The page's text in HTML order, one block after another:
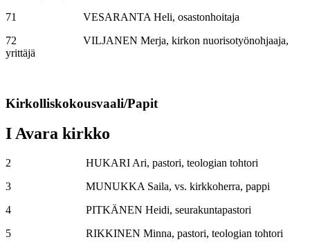
71 VESARANTA Heli, osastonhoitaja
72 VILJANEN Merja, kirkon nuorisotyönohjaaja,
yrittäjä
Kirkolliskokousvaali/Papit
I Avara kirkko
2 HUKARI Ari, pastori, teologian tohtori
3 MUNUKKA Saila, vs. kirkkoherra, pappi
4 PITKÄNEN Heidi, seurakuntapastori
5 RIKKINEN Minna, pastori, teologian tohtori